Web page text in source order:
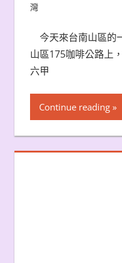
灣
今天來台南山區的
山區175咖啡公路上
六甲
Continue reading